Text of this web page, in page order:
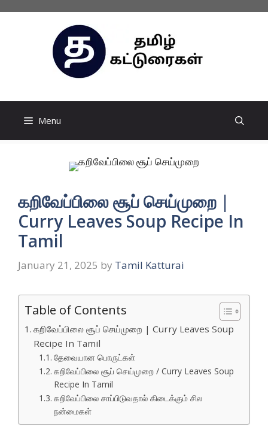
Menu
கறிவேப்பிலை சூப் செய்முறை |
Curry Leaves Soup Recipe In
Tamil
January 21, 2025 by Tamil Katturai
Table of Contents
கறிவேப்பிலை சூப் செய்முறை | Curry Leaves Soup
Recipe In Tamil
தேவையான பொருட்கள்
கறிவேப்பிலை சூப் செய்முறை / Curry Leaves Soup
Recipe In Tamil
கறிவேப்பிலை சாப்பிடுவதால் கிடைக்கும் சில
நன்மைகள்